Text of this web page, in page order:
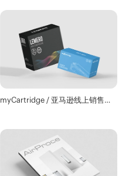
myCartridge / 亚马逊线上销售设